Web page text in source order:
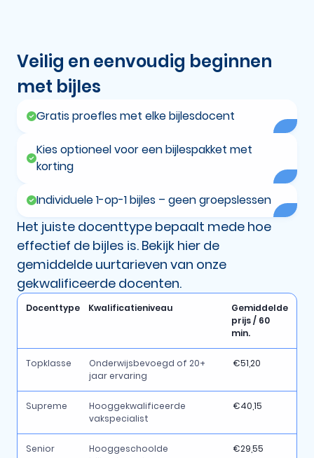
Veilig en eenvoudig beginnen
met bijles
Gratis proefles met elke bijlesdocent
Kies optioneel voor een bijlespakket met
korting
Individuele 1-op-1 bijles – geen groepslessen
Het juiste docenttype bepaalt mede hoe
effectief de bijles is. Bekijk hier de
gemiddelde uurtarieven van onze
gekwalificeerde docenten.
Docenttype Kwalificatieniveau
Gemiddelde
prijs / 60
min.
Topklasse
Onderwijsbevoegd of 20+
jaar ervaring
€51,20
Supreme
Hooggekwalificeerde
vakspecialist
€40,15
Senior
Hooggeschoolde
€29,55